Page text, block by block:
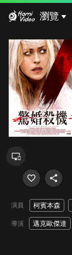
瀏覽
演員 柯賓本森
導演 邁克歐傑達